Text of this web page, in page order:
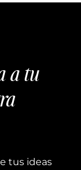
a tu
tus ideas